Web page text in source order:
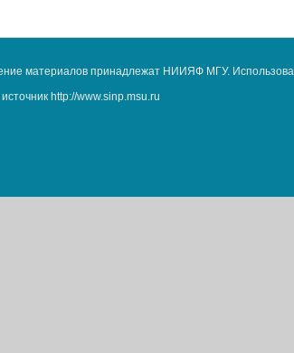
материалов принадлежат НИИЯФ МГУ.
http://www.sinp.msu.ru